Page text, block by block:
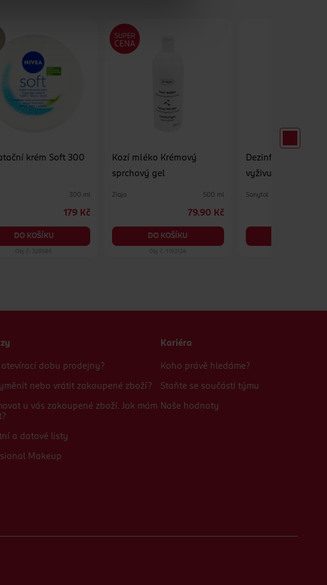
krém Soft 300
300 ml
179 Kč
DO KOŠÍKU
Obj. č.: 328586
Kozí mléko Krémový
sprchový gel
Ziaja 500 ml
79.90 Kč
DO KOŠÍKU
Obj. č.: 1192124
Dezinfekční tekuté
vyživující
Sanytol
otevírací dobu prodejny?
nebo vrátit zakoupené zboží?
u vás zakoupené zboží. Jak mám
a datové listy
Makeup
Kariéra
Koho právě hledáme?
Staňte se součástí týmu
Naše hodnoty